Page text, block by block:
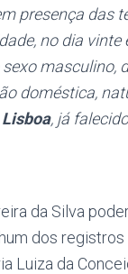
presença das
no dia
masculino,
doméstica,
, já
da Silva
dos
Luiza da